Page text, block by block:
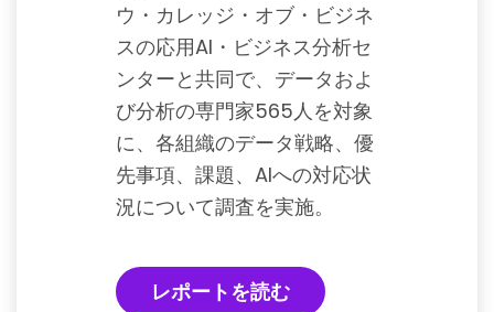
ウ・カレッジ・オブ・ビジネ
スの応用AI・ビジネス分析セ
ンターと共同で、データおよ
び分析の専門家565人を対象
に、各組織のデータ戦略、優
先事項、課題、AIへの対応状
況について調査を実施。
レポートを読む